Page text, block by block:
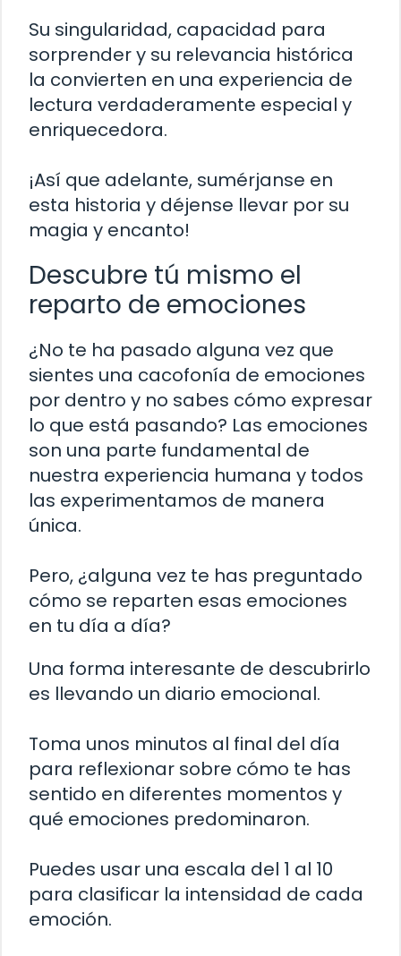
Su singularidad, capacidad para
sorprender y su relevancia histórica
la convierten en una experiencia de
lectura verdaderamente especial y
enriquecedora.
¡Así que adelante, sumérjanse en
esta historia y déjense llevar por su
magia y encanto!
Descubre tú mismo el
reparto de emociones
¿No te ha pasado alguna vez que
sientes una cacofonía de emociones
por dentro y no sabes cómo expresar
lo que está pasando? Las emociones
son una parte fundamental de
nuestra experiencia humana y todos
las experimentamos de manera
única.
Pero, ¿alguna vez te has preguntado
cómo se reparten esas emociones
en tu día a día?
Una forma interesante de descubrirlo
es llevando un diario emocional.
Toma unos minutos al final del día
para reflexionar sobre cómo te has
sentido en diferentes momentos y
qué emociones predominaron.
Puedes usar una escala del 1 al 10
para clasificar la intensidad de cada
emoción.